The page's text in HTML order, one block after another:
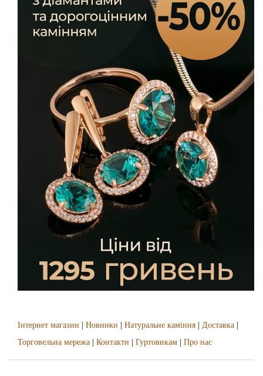
Інтернет магазин Новинки Натуральне каміння Доставка
Торговельна мережа
Контакти Гуртовикам Про нас